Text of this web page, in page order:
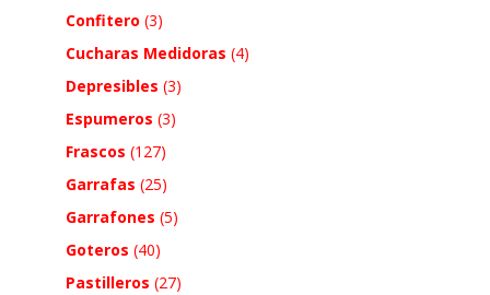
Confitero (3)
Cucharas Medidoras (4)
Depresibles (3)
Espumeros (3)
Frascos (127)
Garrafas (25)
Garrafones (5)
Goteros (40)
Pastilleros (27)